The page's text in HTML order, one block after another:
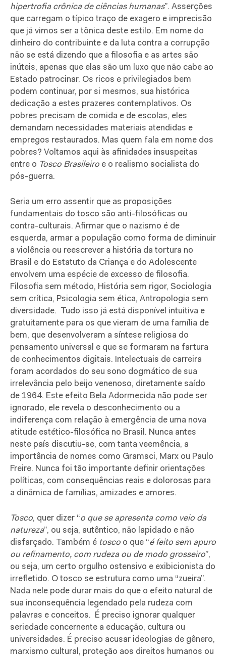
hipertrofia crônica de ciências humanas”. Asserções
que carregam o típico traço de exagero e imprecisão
que já vimos ser a tônica deste estilo. Em nome do
dinheiro do contribuinte e da luta contra a corrupção
não se está dizendo que a filosofia e as artes são
inúteis, apenas que elas são um luxo que não cabe ao
Estado patrocinar. Os ricos e privilegiados bem
podem continuar, por si mesmos, sua histórica
dedicação a estes prazeres contemplativos. Os
pobres precisam de comida e de escolas, eles
demandam necessidades materiais atendidas e
empregos restaurados. Mas quem fala em nome dos
pobres? Voltamos aqui às afinidades insuspeitas
entre o Tosco Brasileiro e o realismo socialista do
pós-guerra.
Seria um erro assentir que as proposições
fundamentais do tosco são anti-filosóficas ou
contra-culturais. Afirmar que o nazismo é de
esquerda, armar a população como forma de diminuir
a violência ou reescrever a história da tortura no
Brasil e do Estatuto da Criança e do Adolescente
envolvem uma espécie de excesso de filosofia.
Filosofia sem método, História sem rigor, Sociologia
sem crítica, Psicologia sem ética, Antropologia sem
diversidade. Tudo isso já está disponível intuitiva e
gratuitamente para os que vieram de uma família de
bem, que desenvolveram a síntese religiosa do
pensamento universal e que se formaram na fartura
de conhecimentos digitais. Intelectuais de carreira
foram acordados do seu sono dogmático de sua
irrelevância pelo beijo venenoso, diretamente saído
de 1964. Este efeito Bela Adormecida não pode ser
ignorado, ele revela o desconhecimento ou a
indiferença com relação à emergência de uma nova
atitude estético-filosófica no Brasil. Nunca antes
neste país discutiu-se, com tanta veemência, a
importância de nomes como Gramsci, Marx ou Paulo
Freire. Nunca foi tão importante definir orientações
políticas, com consequências reais e dolorosas para
a dinâmica de famílias, amizades e amores.
Tosco, quer dizer “o que se apresenta como veio da
natureza”, ou seja, autêntico, não lapidado e não
disfarçado. Também é tosco o que “é feito sem apuro
ou refinamento, com rudeza ou de modo grosseiro”,
ou seja, um certo orgulho ostensivo e exibicionista do
irrefletido. O tosco se estrutura como uma “zueira”.
Nada nele pode durar mais do que o efeito natural de
sua inconsequência legendado pela rudeza com
palavras e conceitos.
É preciso ignorar qualquer
seriedade concernente a educação, cultura ou
universidades. É preciso acusar ideologias de gênero,
marxismo cultural, proteção aos direitos humanos ou